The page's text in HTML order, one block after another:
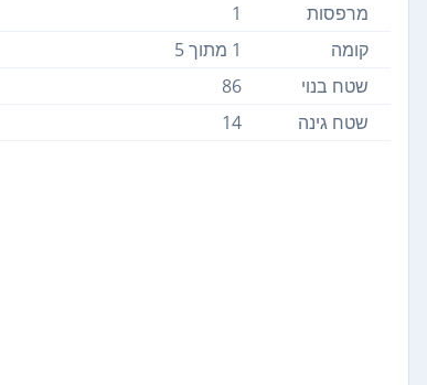
מרפסות
1
קומה
1 מתוך 5
שטח בנוי
86
שטח גינה
14